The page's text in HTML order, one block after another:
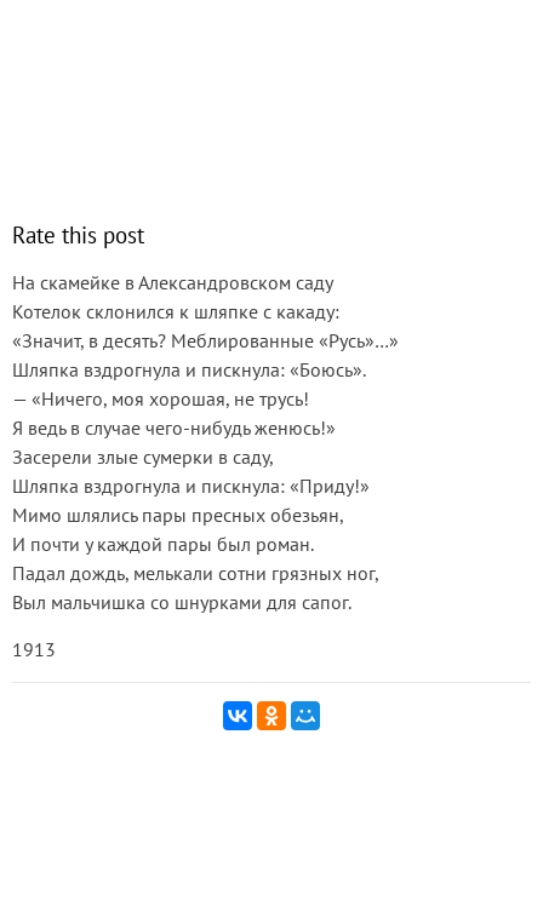
Rate this post
На скамейке в Александровском саду
Котелок склонился к шляпке с какаду:
«Значит, в десять? Меблированные «Русь»…»
Шляпка вздрогнула и пискнула: «Боюсь».
— «Ничего, моя хорошая, не трусь!
Я ведь в случае чего-нибудь женюсь!»
Засерели злые сумерки в саду,
Шляпка вздрогнула и пискнула: «Приду!»
Мимо шлялись пары пресных обезьян,
И почти у каждой пары был роман.
Падал дождь, мелькали сотни грязных ног,
Выл мальчишка со шнурками для сапог.
1913